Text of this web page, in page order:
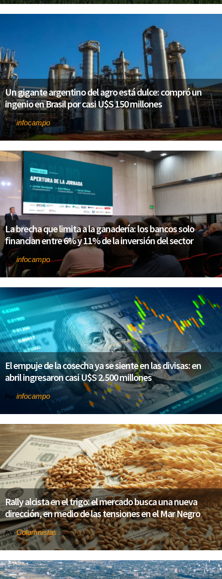
Un gigante argentino del agro está dulce: compró un
ingenio en Brasil por casi U$S 150 millones
Porinfocampo
La brecha que limita a la ganadería: los bancos solo
financian entre 6% y 11% de la inversión del sector
Porinfocampo
El empuje de la cosecha ya se siente en las divisas: en
abril ingresaron casi U$S 2.500 millones
Por infocampo
Rally alcista en el trigo: el mercado busca una nueva
dirección, en medio de las tensiones en el Mar Negro
PorColumnistas